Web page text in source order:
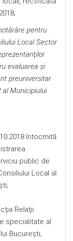
pentru
Local Sector
evaluarea şi
preuniversitar
al Municipiului
întocmită
public de
Local al
Relaţii
specialitate al
Bucureşti;